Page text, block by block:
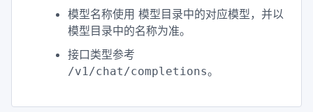
模型名称使用 模型目录中的对应模型，并以
模型目录中的名称为准。
接口类型参考
/v1/chat/completions。